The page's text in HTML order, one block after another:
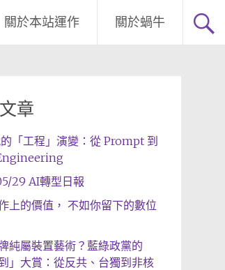
關於本站運作 關於蝸牛
章
「工程」演變：從 Prompt 到
29 AI轉型日報
上的價值， 不如你留下的數位
純屬裝置藝術？藍綠政黨的
到」大賞：從反共、台獨到非核